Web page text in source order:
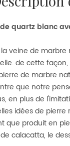
quartz blanc
veine de
de cette
de marbre
que notre
en plus de
idées de
que produit en
calacatta, le